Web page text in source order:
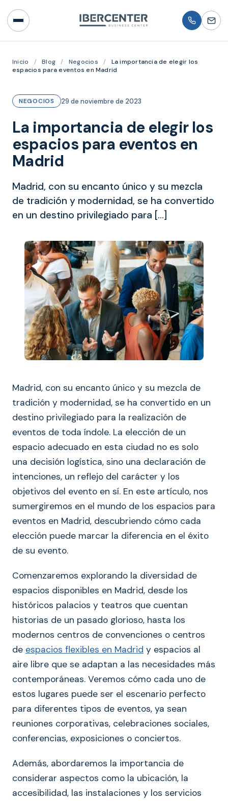
Inicio / Blog / Negocios /
La importancia de elegir los
espacios para eventos en Madrid
NEGOCIOS 29 de noviembre de 2023
La importancia de elegir los
espacios para eventos en
Madrid
Madrid, con su encanto único y su mezcla
de tradición y modernidad, se ha convertido
en un destino privilegiado para […]
Madrid, con su encanto único y su mezcla de
tradición y modernidad, se ha convertido en un
destino privilegiado para la realización de
eventos de toda índole. La elección de un
espacio adecuado en esta ciudad no es solo
una decisión logística, sino una declaración de
intenciones, un reflejo del carácter y los
objetivos del evento en sí. En este artículo, nos
sumergiremos en el mundo de los espacios para
eventos en Madrid, descubriendo cómo cada
elección puede marcar la diferencia en el éxito
de su evento.
Comenzaremos explorando la diversidad de
espacios disponibles en Madrid, desde los
históricos palacios y teatros que cuentan
historias de un pasado glorioso, hasta los
modernos centros de convenciones o centros
de espacios flexibles en Madrid y espacios al
aire libre que se adaptan a las necesidades más
contemporáneas. Veremos cómo cada uno de
estos lugares puede ser el escenario perfecto
para diferentes tipos de eventos, ya sean
reuniones corporativas, celebraciones sociales,
conferencias, exposiciones o conciertos.
Además, abordaremos la importancia de
considerar aspectos como la ubicación, la
accesibilidad, las instalaciones y los servicios